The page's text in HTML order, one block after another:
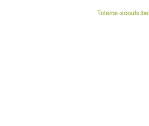
Totems-scouts.be